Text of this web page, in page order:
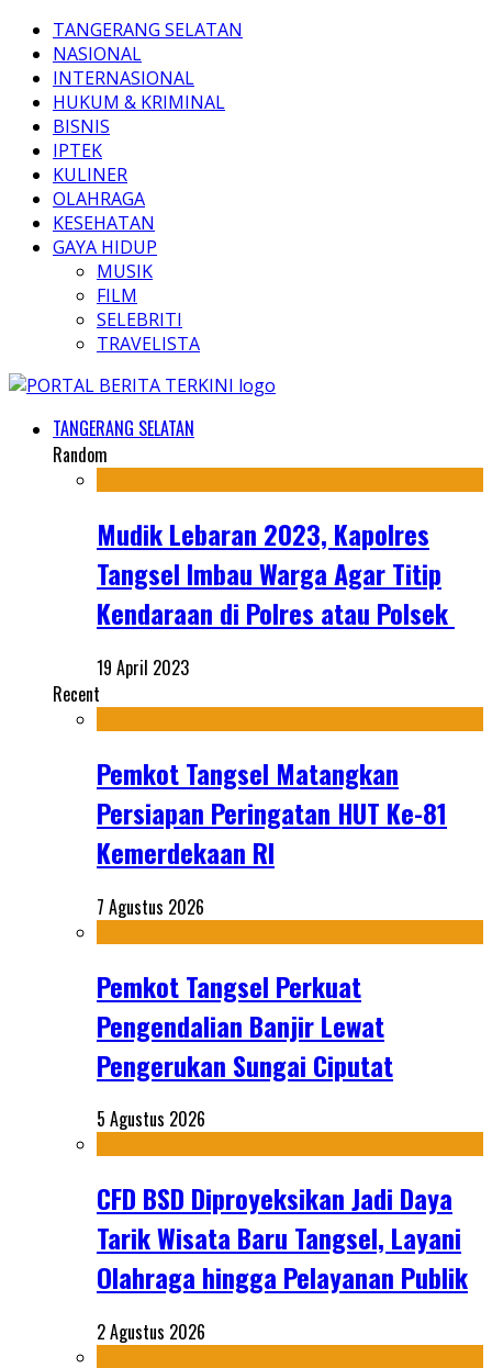
TANGERANG SELATAN
NASIONAL
INTERNASIONAL
HUKUM & KRIMINAL
BISNIS
IPTEK
KULINER
OLAHRAGA
KESEHATAN
GAYA HIDUP
MUSIK
FILM
SELEBRITI
TRAVELISTA
TANGERANG SELATAN
Random
Mudik Lebaran 2023, Kapolres
Tangsel Imbau Warga Agar Titip
Kendaraan di Polres atau Polsek
19 April 2023
Recent
Pemkot Tangsel Matangkan
Persiapan Peringatan HUT Ke-81
Kemerdekaan RI
7 Agustus 2026
Pemkot Tangsel Perkuat
Pengendalian Banjir Lewat
Pengerukan Sungai Ciputat
5 Agustus 2026
CFD BSD Diproyeksikan Jadi Daya
Tarik Wisata Baru Tangsel, Layani
Olahraga hingga Pelayanan Publik
2 Agustus 2026